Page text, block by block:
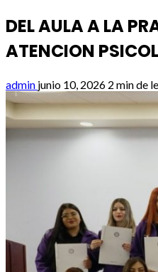
DEL AULA A LA
ATENCION
admin junio 10, 2026 2 min de